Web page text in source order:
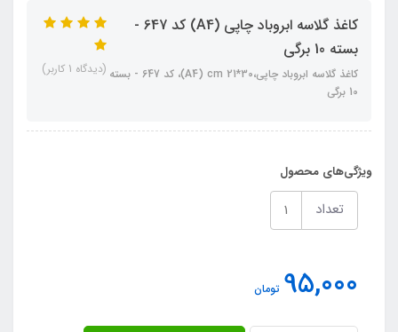
کاغذ گلاسه ابروباد چاپی (A4) کد 647 -
بسته 10 برگی
کاغذ گلاسه ابروباد چاپی،30*21 A4) cm)، کد 647 - بسته
10 برگی
(دیدگاه 1 کاربر)
ویژگی‌های محصول
تعداد
95,000 تومان